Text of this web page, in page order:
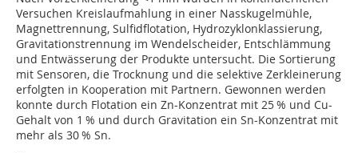
Versuchen Kreislaufmahlung in einer Nasskugelmühle,
Magnettrennung, Sulfidflotation, Hydrozyklonklassierung,
Gravitationstrennung im Wendelscheider, Entschlämmung
und Entwässerung der Produkte untersucht. Die Sortierung
mit Sensoren, die Trocknung und die selektive Zerkleinerung
erfolgten in Kooperation mit Partnern. Gewonnen werden
konnte durch Flotation ein Zn-Konzentrat mit 25 % und Cu-
Gehalt von 1 % und durch Gravitation ein Sn-Konzentrat mit
mehr als 30 % Sn.